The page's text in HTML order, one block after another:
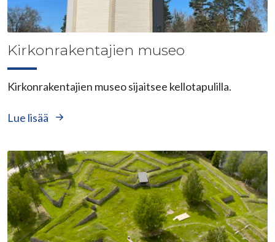
Kirkonrakentajien museo
Kirkonrakentajien museo sijaitsee kellotapulilla.
Lue lisää